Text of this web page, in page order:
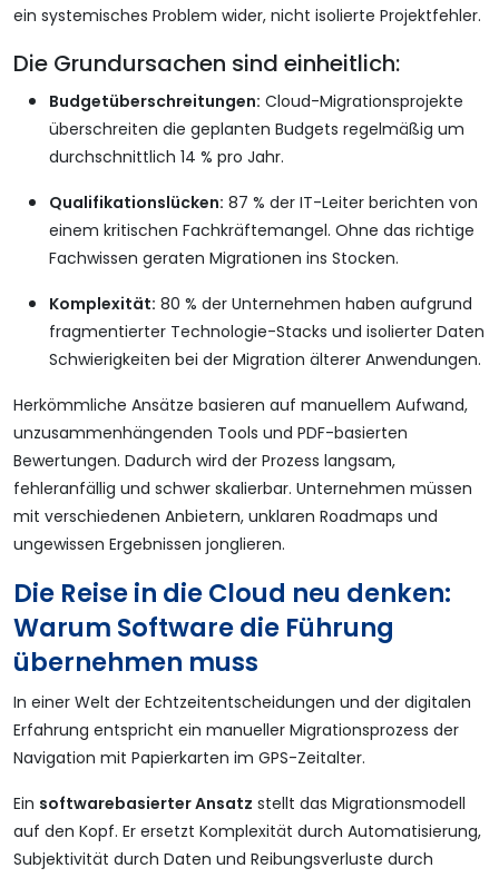
ein systemisches Problem wider, nicht isolierte Projektfehler.
Die Grundursachen sind einheitlich:
Budgetüberschreitungen: Cloud-Migrationsprojekte
überschreiten die geplanten Budgets regelmäßig um
durchschnittlich 14 % pro Jahr.
Qualifikationslücken: 87 % der IT-Leiter berichten von
einem kritischen Fachkräftemangel. Ohne das richtige
Fachwissen geraten Migrationen ins Stocken.
Komplexität: 80 % der Unternehmen haben aufgrund
fragmentierter Technologie-Stacks und isolierter Daten
Schwierigkeiten bei der Migration älterer Anwendungen.
Herkömmliche Ansätze basieren auf manuellem Aufwand,
unzusammenhängenden Tools und PDF-basierten
Bewertungen. Dadurch wird der Prozess langsam,
fehleranfällig und schwer skalierbar. Unternehmen müssen
mit verschiedenen Anbietern, unklaren Roadmaps und
ungewissen Ergebnissen jonglieren.
Die Reise in die Cloud neu denken:
Warum Software die Führung
übernehmen muss
In einer Welt der Echtzeitentscheidungen und der digitalen
Erfahrung entspricht ein manueller Migrationsprozess der
Navigation mit Papierkarten im GPS-Zeitalter.
Ein softwarebasierter Ansatz stellt das Migrationsmodell
auf den Kopf. Er ersetzt Komplexität durch Automatisierung,
Subjektivität durch Daten und Reibungsverluste durch